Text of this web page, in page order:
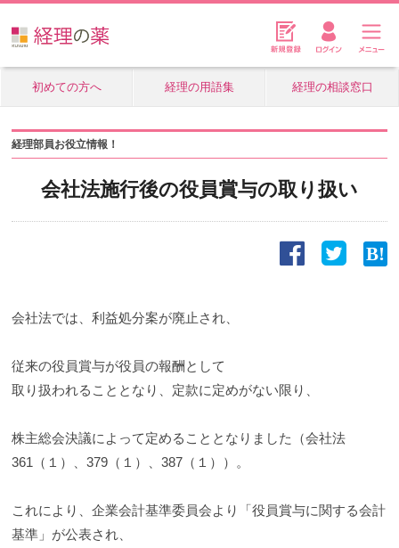
初めての方へ 経理の用語集 経理の相談窓口
経理部員お役立情報！
会社法施行後の役員賞与の取り扱い
会社法では、利益処分案が廃止され、
従来の役員賞与が役員の報酬として
取り扱われることとなり、定款に定めがない限り、
株主総会決議によって定めることとなりました（会社法
361（１）、379（１）、387（１））。
これにより、企業会計基準委員会より「役員賞与に関する会計
基準」が公表され、